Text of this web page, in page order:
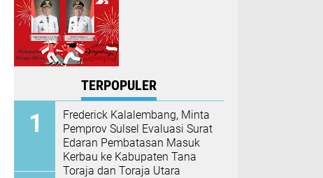
TERPOPULER
Frederick Kalalembang, Minta
Pemprov Sulsel Evaluasi Surat
Edaran Pembatasan Masuk
Kerbau ke Kabupaten Tana
Toraja dan Toraja Utara